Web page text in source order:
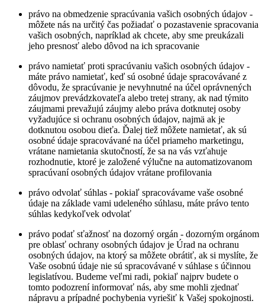
právo na obmedzenie spracúvania vašich osobných údajov -
môžete nás na určitý čas požiadať o pozastavenie spracovania
vašich osobných, napríklad ak chcete, aby sme preukázali
jeho presnosť alebo dôvod na ich spracovanie
právo namietať proti spracúvaniu vašich osobných údajov -
máte právo namietať, keď sú osobné údaje spracovávané z
dôvodu, že spracúvanie je nevyhnutné na účel oprávnených
záujmov prevádzkovateľa alebo tretej strany, ak nad týmito
záujmami prevažujú záujmy alebo práva dotknutej osoby
vyžadujúce si ochranu osobných údajov, najmä ak je
dotknutou osobou dieťa. Ďalej tiež môžete namietať, ak sú
osobné údaje spracovávané na účel priameho marketingu,
vrátane namietania skutočností, že sa na vás vzťahuje
rozhodnutie, ktoré je založené výlučne na automatizovanom
spracúvaní osobných údajov vrátane profilovania
právo odvolať súhlas - pokiaľ spracovávame vaše osobné
údaje na základe vami udeleného súhlasu, máte právo tento
súhlas kedykoľvek odvolať
právo podať sťažnosť na dozorný orgán - dozorným orgánom
pre oblasť ochrany osobných údajov je Úrad na ochranu
osobných údajov, na ktorý sa môžete obrátiť, ak si myslíte, že
Vaše osobnú údaje nie sú spracovávané v súhlase s účinnou
legislatívou. Budeme veľmi radi, pokiaľ najprv budete o
tomto podozrení informovať nás, aby sme mohli zjednať
nápravu a prípadné pochybenia vyriešiť k Vašej spokojnosti.